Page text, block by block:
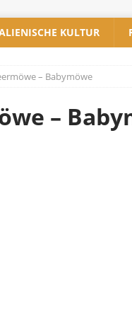
KULTUR
– Babymöwe
–